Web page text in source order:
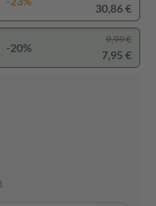
30,86 €
-20%
9,99 €
7,95 €